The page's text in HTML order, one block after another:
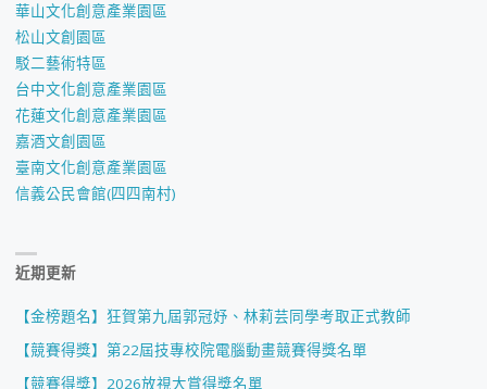
華山文化創意產業園區
松山文創園區
駁二藝術特區
台中文化創意產業園區
花蓮文化創意產業園區
嘉酒文創園區
臺南文化創意產業園區
信義公民會館(四四南村)
近期更新
【金榜題名】狂賀第九屆郭冠妤、林莉芸同學考取正式教師
【競賽得獎】第22屆技專校院電腦動畫競賽得獎名單
【競賽得獎】2026放視大賞得獎名單